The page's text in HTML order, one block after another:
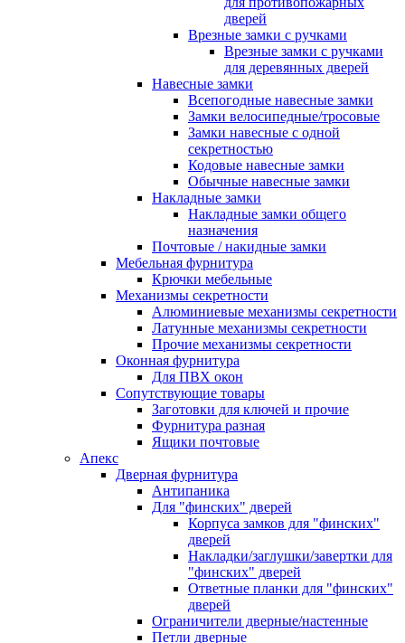
дверей
Врезные замки с ручками
Врезные замки с ручками
для деревянных дверей
Навесные замки
Всепогодные навесные замки
Замки велосипедные/тросовые
Замки навесные с одной
секретностью
Кодовые навесные замки
Обычные навесные замки
Накладные замки
Накладные замки общего
назначения
Почтовые / накидные замки
Мебельная фурнитура
Крючки мебельные
Механизмы секретности
Алюминиевые механизмы секретности
Латунные механизмы секретности
Прочие механизмы секретности
Оконная фурнитура
Для ПВХ окон
Сопутствующие товары
Заготовки для ключей и прочие
Фурнитура разная
Ящики почтовые
Апекс
Дверная фурнитура
Антипаника
Для "финских" дверей
Корпуса замков для "финских"
дверей
Накладки/заглушки/завертки для
"финских" дверей
Ответные планки для "финских"
дверей
Ограничители дверные/настенные
Петли дверные